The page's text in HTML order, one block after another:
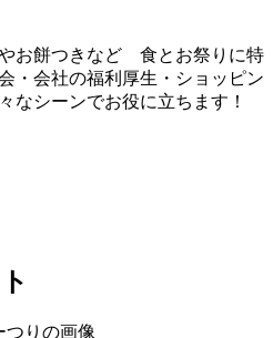
お餅つきなど 食とお祭りに特
会社の福利厚生・ショッピン
なシーンでお役に立ちます！